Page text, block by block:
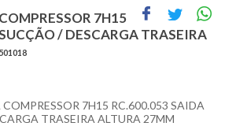
7H15
/ DESCARGA TRASEIRA
501018